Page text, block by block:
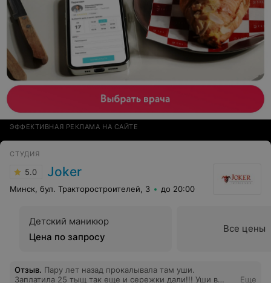
ЭФФЕКТИВНАЯ РЕКЛАМА НА САЙТЕ
СТУДИЯ
5.0 Joker
Минск, бул. Тракторостроителей, 3 до 20:00
Детский маникюр
Цена по запросу
Все цены
Отзыв. Пару лет назад прокалывала там уши.
Заплатила 25 тыщ так еще и сережки дали!!! Уши в
Еще